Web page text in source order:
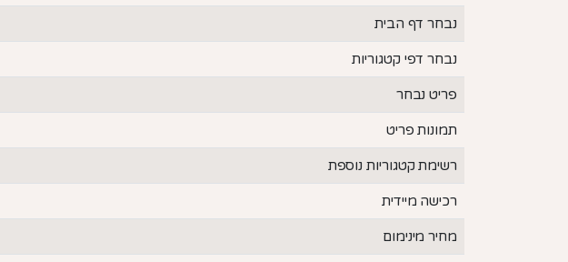
נבחר דף הבית
נבחר דפי קטגוריות
פריט נבחר
תמונות פריט
רשימת קטגוריות נוספת
רכישה מיידית
מחיר מינימום